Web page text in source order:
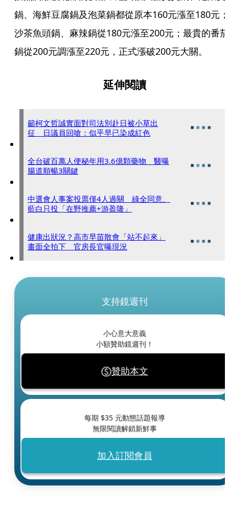
鍋、海鮮豆腐鍋及泡菜鍋都從原本160元漲至180元；
沙茶魚頭鍋、麻辣鍋從180元漲至200元；最貴的番茄
鍋從200元調漲至220元，正式漲破200元大關。
延伸閱讀
籲柯文哲誠實面對司法別赴日被小草出
征 日議員回嗆：似乎早已染成紅色
全台破百萬人便秘年用3.6億顆藥物 醫曝
腸道順暢3關鍵
中選會人事案投票僅4人過關 綠全同意、
藍白只投「在野推薦+游盈隆」
健康出狀況？高市早苗散會「站不起來」
畫面全拍下 官房長官曝現況
支持鏡週刊
小心意大意義
小額贊助鏡週刊！
贊助本文
每期 $35 元動態話題報導
無限閱讀解鎖新鮮事
加入訂閱會員